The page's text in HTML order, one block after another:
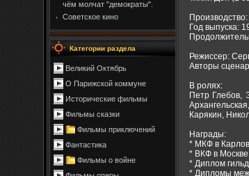
чём молчат "демократы".
Советское кино
Категории раздела
Великий Октябрь
О Парижской коммуне
Исторические фильмы
Фильмы сказки
Фильмы приключений
Фантастика
Фильмы о войне
Год выпуска:
Режиссер:
Авторы
В ролях:
Петр Глебов,
Карякин,
Награды:
* МКФ в
* ВКФ в
* Диплом
* Дипломы